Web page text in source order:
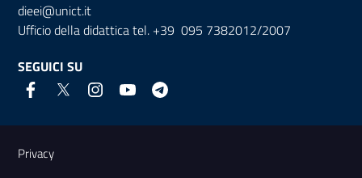
dieei@unict.it
Ufficio della didattica tel. +39 095 7382012/2007
SEGUICI SU
Link e informazioni utili
Privacy